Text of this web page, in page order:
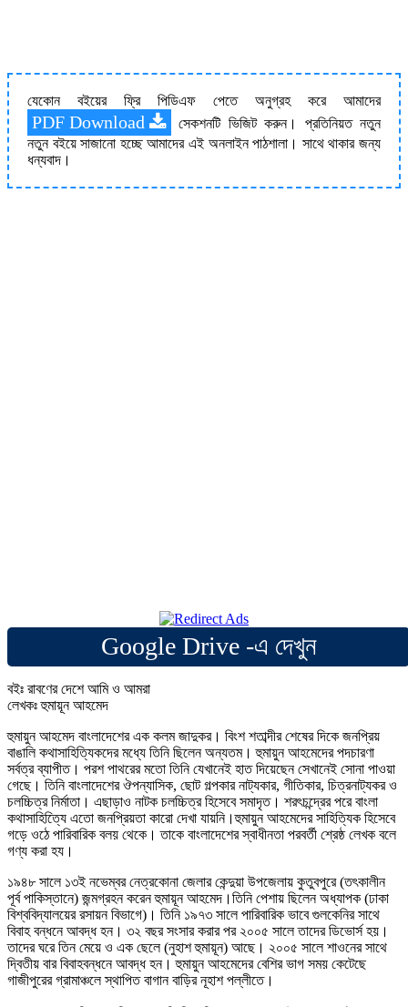
যেকোন বইয়ের ফ্রি পিডিএফ পেতে অনুগ্রহ করে আমাদের
PDF Download
সেকশনটি ভিজিট করুন। প্রতিনিয়ত নতুন
নতুন বইয়ে সাজানো হচ্ছে আমাদের এই অনলাইন পাঠশালা। সাথে থাকার জন্য
ধন্যবাদ।
Google Drive -এ দেখুন
বইঃ রাবণের দেশে আমি ও আমরা
লেখকঃ হুমায়ূন আহমেদ
হুমায়ুন আহমেদ বাংলাদেশের এক কলম জাদুকর। বিংশ শতাব্দীর শেষের দিকে জনপ্রিয়
বাঙালি কথাসাহিত্যিকদের মধ্যে তিনি ছিলেন অন্যতম। হুমায়ুন আহমেদের পদচারণা
সর্বত্র ব্যাপীত। পরশ পাথরের মতো তিনি যেখানেই হাত দিয়েছেন সেখানেই সোনা পাওয়া
গেছে। তিনি বাংলাদেশের ঔপন্যাসিক, ছোট গল্পকার নাট্যকার, গীতিকার, চিত্রনাট্যকর ও
চলচ্চিত্র নির্মাতা। এছাড়াও নাটক চলচ্চিত্র হিসেবে সমাদৃত। শরৎচন্দ্রের পরে বাংলা
কথাসাহিত্যিে এতো জনপ্রিয়তা কারো দেখা যায়নি।হুমায়ুন আহমেদের সাহিত্যিক হিসেবে
গড়ে ওঠে পারিবারিক বলয় থেকে। তাকে বাংলাদেশের স্বাধীনতা পরবর্তী শ্রেষ্ঠ লেখক বলে
গণ্য করা হয।
১৯৪৮ সালে ১৩ই নভেম্বর নেত্রকোনা জেলার কেন্দুয়া উপজেলায় কুতুবপুরে (তৎকালীন
পূর্ব পাকিস্তানে) জন্মগ্রহন করেন হুমায়ূন আহমেদ।তিনি পেশায় ছিলেন অধ্যাপক (ঢাকা
বিশ্ববিদ্যালয়ের রসায়ন বিভাগে)। তিনি ১৯৭৩ সালে পারিবারিক ভাবে গুলকেনির সাথে
বিবাহ বন্ধনে আবদ্ধ হন। ৩২ বছর সংসার করার পর ২০০৫ সালে তাদের ডিভোর্স হয়।
তাদের ঘরে তিন মেয়ে ও এক ছেলে (নুহাশ হুমায়ূন) আছে। ২০০৫ সালে শাওনের সাথে
দ্বিতীয় বার বিবাহবন্ধনে আবদ্ধ হন। হুমায়ুন আহমেদের বেশির ভাগ সময় কেটেছে
গাজীপুরের গ্রামাঞ্চলে স্থাপিত বাগান বাড়ির নূহাশ পল্লীতে।